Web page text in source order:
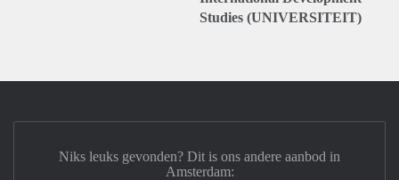
Studies (UNIVERSITEIT)
Niks leuks gevonden? Dit is ons andere aanbod in
Amsterdam: